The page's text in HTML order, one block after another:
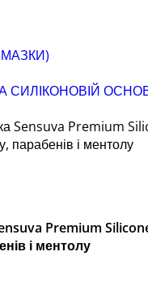
СИЛІКОНОВІЙ
Sensuva Premium
парабенів і ментолу
Premium
і ментолу